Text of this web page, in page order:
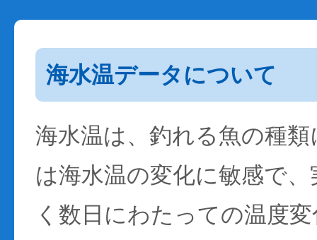
海水温データについて
海水温は、釣れる魚の種
は海水温の変化に敏感で
く数日にわたっての温度